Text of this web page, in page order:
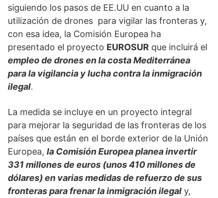
siguiendo los pasos de EE.UU en cuanto a la
utilización de drones para vigilar las fronteras y,
con esa idea, la Comisión Europea ha
presentado el proyecto EUROSUR que incluirá el
empleo de drones en la costa Mediterránea
para la vigilancia y lucha contra la inmigración
ilegal.
La medida se incluye en un proyecto integral
para mejorar la seguridad de las fronteras de los
países que están en el borde exterior de la Unión
Europea, la Comisión Europea planea invertir
331 millones de euros (unos 410 millones de
dólares) en varias medidas de refuerzo de sus
fronteras para frenar la inmigración ilegal y,